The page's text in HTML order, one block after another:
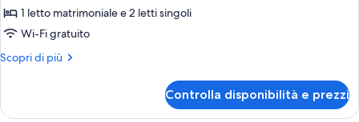
per
Camera
quadrupla
1 letto matrimoniale e 2 letti singoli
Wi-Fi gratuito
Scopri di più
Altri
quadrupla
Controlla disponibilità e prezzi